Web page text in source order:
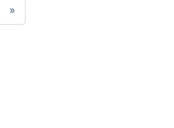
»